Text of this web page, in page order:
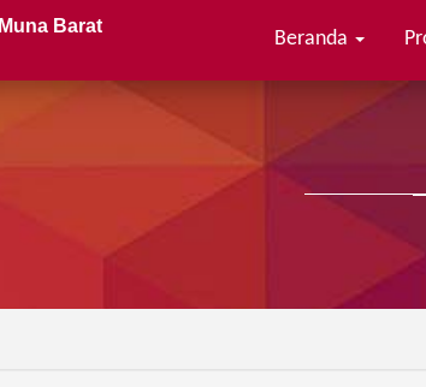
Barat
Beranda